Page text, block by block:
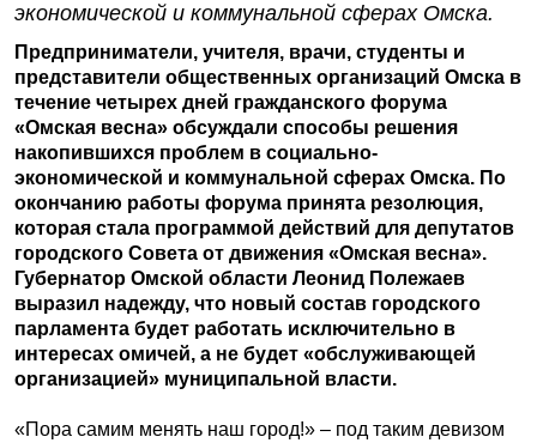
экономической и коммунальной сферах Омска.
Предприниматели, учителя, врачи, студенты и
представители общественных организаций Омска в
течение четырех дней гражданского форума
«Омская весна» обсуждали способы решения
накопившихся проблем в социально-
экономической и коммунальной сферах Омска. По
окончанию работы форума принята резолюция,
которая стала программой действий для депутатов
городского Совета от движения «Омская весна».
Губернатор Омской области Леонид Полежаев
выразил надежду, что новый состав городского
парламента будет работать исключительно в
интересах омичей, а не будет «обслуживающей
организацией» муниципальной власти.
«Пора самим менять наш город!» – под таким девизом